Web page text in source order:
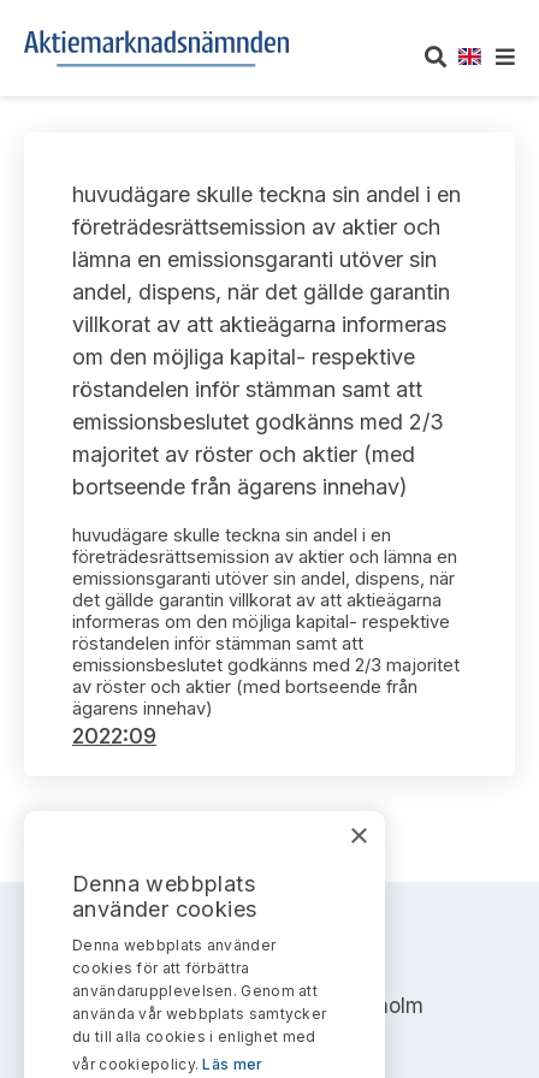
Om oss
Vårt uppdrag
Informationsgivning
Arbetssätt och jävsfrågor
Stadgar
Ledamöter
Huvudmän
Verksamhetsberättelser
Publikationer och anföranden
UTTALANDEN
Om nämndens uttalanden
Framställningar och konsultation
Uttalanden sorterade efter publiceringsdatum
Samtliga uttalanden sorterade årsvis
Sök uttalanden
Avgifter
Prenumerera
TAKEOVER-REGLER
Takeover-regler för reglerade marknader och vissa
handelsplattformar
AKTUELLT
Nyheter och pressmeddelanden
Prenumerera
Bildarkiv
KONTAKT
Kontakt angående ansökningar och uttalanden
Kontakt administrativa ärenden
huvudägare skulle teckna sin andel i en
företrädesrättsemission av aktier och
lämna en emissionsgaranti utöver sin
andel, dispens, när det gällde garantin
villkorat av att aktieägarna informeras
om den möjliga kapital- respektive
röstandelen inför stämman samt att
emissionsbeslutet godkänns med 2/3
majoritet av röster och aktier (med
bortseende från ägarens innehav)
huvudägare skulle teckna sin andel i en
företrädesrättsemission av aktier och lämna en
emissionsgaranti utöver sin andel, dispens, när
det gällde garantin villkorat av att aktieägarna
informeras om den möjliga kapital- respektive
röstandelen inför stämman samt att
emissionsbeslutet godkänns med 2/3 majoritet
av röster och aktier (med bortseende från
ägarens innehav)
2022:09
AKTIEMARKNADSNÄMNDEN
Address: Box 7354, 103 90 Stockholm
info@aktiemarknadsnamnden.se
×
Denna webbplats
använder cookies
Denna webbplats använder
cookies för att förbättra
användarupplevelsen. Genom att
använda vår webbplats samtycker
du till alla cookies i enlighet med
vår cookiepolicy.Läs mer